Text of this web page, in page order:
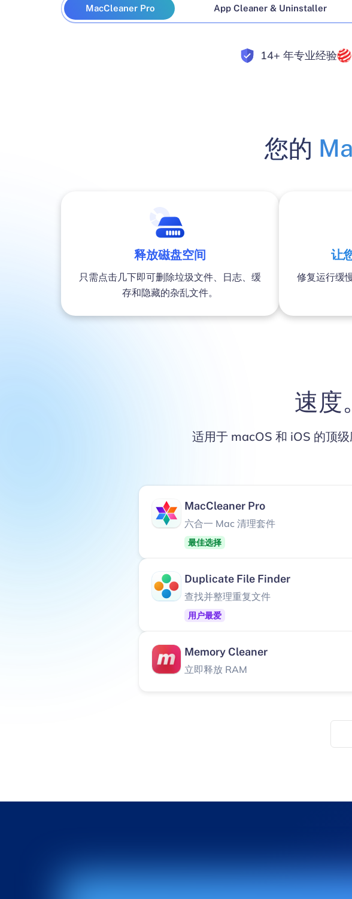
MacCleaner Pro App Cleaner & Uninstaller
14+ 年专业经验
您的
释放磁盘空间
只需点击几下即可删除垃圾文件、日志、缓
存和隐藏的杂乱文件。
让
修复运行缓
速度
适用于 macOS 和 iOS 的顶
MacCleaner Pro
六合一 Mac 清理套件
最佳选择
Duplicate File Finder
查找并整理重复文件
用户最爱
Memory Cleaner
立即释放 RAM